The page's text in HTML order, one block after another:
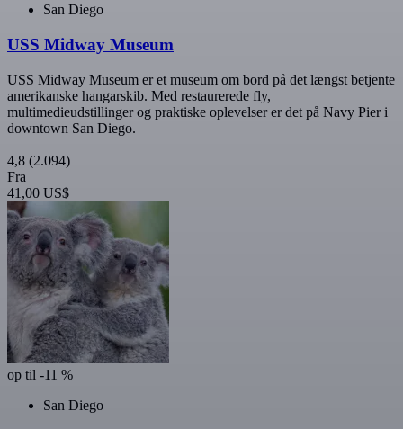
San Diego
USS Midway Museum
USS Midway Museum er et museum om bord på det længst betjente
amerikanske hangarskib. Med restaurerede fly,
multimedieudstillinger og praktiske oplevelser er det på Navy Pier i
downtown San Diego.
4,8 (2.094)
Fra
41,00 US$
op til -11 %
San Diego